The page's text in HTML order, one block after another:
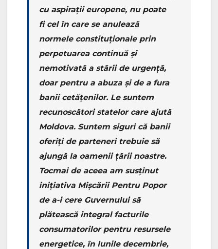
cu aspirații europene, nu poate
fi cel în care se anulează
normele constituționale prin
perpetuarea continuă și
nemotivată a stării de urgență,
doar pentru a abuza și de a fura
banii cetățenilor. Le suntem
recunoscători statelor care ajută
Moldova. Suntem siguri că banii
oferiți de parteneri trebuie să
ajungă la oamenii țării noastre.
Tocmai de aceea am susținut
inițiativa Mișcării Pentru Popor
de a-i cere Guvernului să
plătească integral facturile
consumatorilor pentru resursele
energetice, în lunile decembrie,